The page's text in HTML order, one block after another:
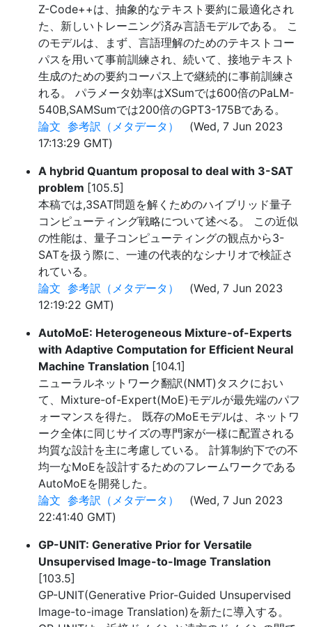
Z-Code++は、抽象的なテキスト要約に最適化され
た、新しいトレーニング済み言語モデルである。 こ
のモデルは、まず、言語理解のためのテキストコー
パスを用いて事前訓練され、続いて、接地テキスト
生成のための要約コーパス上で継続的に事前訓練さ
れる。 パラメータ効率はXSumでは600倍のPaLM-
540B,SAMSumでは200倍のGPT3-175Bである。
論文 参考訳（メタデータ）
(Wed, 7 Jun 2023
17:13:29 GMT)
A hybrid Quantum proposal to deal with 3-SAT
problem [105.5]
本稿では,3SAT問題を解くためのハイブリッド量子
コンピューティング戦略について述べる。 この近似
の性能は、量子コンピューティングの観点から3-
SATを扱う際に、一連の代表的なシナリオで検証さ
れている。
論文 参考訳（メタデータ）
(Wed, 7 Jun 2023
12:19:22 GMT)
AutoMoE: Heterogeneous Mixture-of-Experts
with Adaptive Computation for Efficient Neural
Machine Translation [104.1]
ニューラルネットワーク翻訳(NMT)タスクにおい
て、Mixture-of-Expert(MoE)モデルが最先端のパフ
ォーマンスを得た。 既存のMoEモデルは、ネットワ
ーク全体に同じサイズの専門家が一様に配置される
均質な設計を主に考慮している。 計算制約下での不
均一なMoEを設計するためのフレームワークである
AutoMoEを開発した。
論文 参考訳（メタデータ）
(Wed, 7 Jun 2023
22:41:40 GMT)
GP-UNIT: Generative Prior for Versatile
Unsupervised Image-to-Image Translation
[103.5]
GP-UNIT(Generative Prior-Guided Unsupervised
Image-to-image Translation)を新たに導入する。